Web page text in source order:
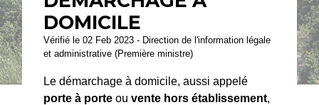
DOMICILE
Vérifié le 02 Feb 2023 - Direction de l'information légale
et administrative (Première ministre)
Le démarchage à domicile, aussi appelé
porte à porte ouvente hors établissement,